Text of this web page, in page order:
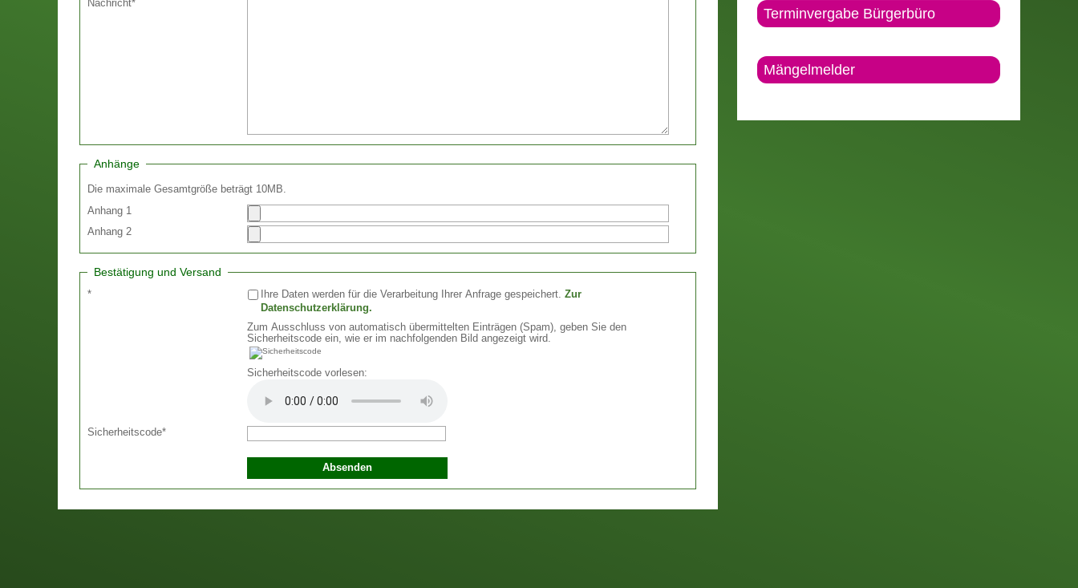
Nachricht*
Anhänge
Die maximale Gesamtgröße beträgt 10MB.
Anhang 1
Anhang 2
Bestätigung und Versand
* Ihre Daten werden für die Verarbeitung Ihrer Anfrage gespeichert. Zur
Datenschutzerklärung.
Zum Ausschluss von automatisch übermittelten Einträgen (Spam), geben Sie den
Sicherheitscode ein, wie er im nachfolgenden Bild angezeigt wird.
Sicherheitscode vorlesen:
Sicherheitscode*
Terminvergabe Bürgerbüro
Mängelmelder